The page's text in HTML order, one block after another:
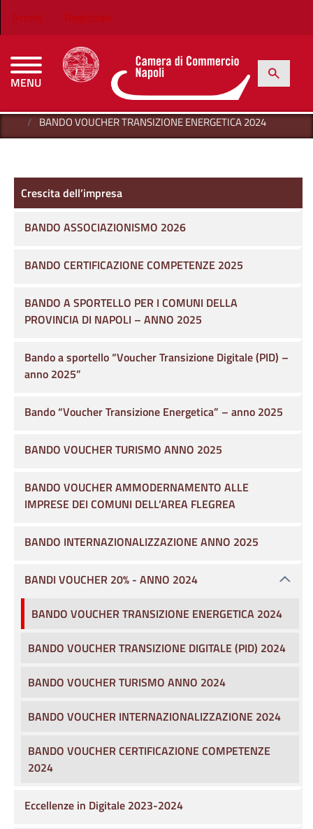
Menu profilo utente
Accedi Registrati
MENU
CAMERE DI COMMERCIO D'ITALIA
Cerca
h
BANDO VOUCHER TRANSIZIONE ENERGETICA 2024
Crescita dell’impresa
Crescita dell’impresa
BANDO ASSOCIAZIONISMO 2026
BANDO CERTIFICAZIONE COMPETENZE 2025
BANDO A SPORTELLO PER I COMUNI DELLA
PROVINCIA DI NAPOLI – ANNO 2025
Bando a sportello “Voucher Transizione Digitale (PID) –
anno 2025”
Bando “Voucher Transizione Energetica” – anno 2025
BANDO VOUCHER TURISMO ANNO 2025
BANDO VOUCHER AMMODERNAMENTO ALLE
IMPRESE DEI COMUNI DELL’AREA FLEGREA
BANDO INTERNAZIONALIZZAZIONE ANNO 2025
BANDI VOUCHER 20% - ANNO 2024
BANDO VOUCHER TRANSIZIONE ENERGETICA 2024
BANDO VOUCHER TRANSIZIONE DIGITALE (PID) 2024
BANDO VOUCHER TURISMO ANNO 2024
BANDO VOUCHER INTERNAZIONALIZZAZIONE 2024
BANDO VOUCHER CERTIFICAZIONE COMPETENZE
2024
Eccellenze in Digitale 2023-2024